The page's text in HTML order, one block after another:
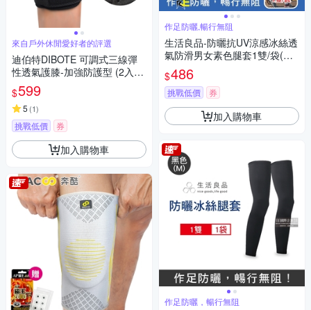
來自戶外休閒愛好者的評選
迪伯特DIBOTE 可調式三線彈
性透氣護膝-加強防護型 (2入) -
快速到貨
$599
5 (1)
挑戰低價 券
加入購物車
作足防曬,暢行無阻
生活良品-防曬抗UV涼感冰絲透
氣防滑男女素色腿套1雙/袋(騎
車外送,登山釣魚,環島路跑,運動
內搭褲)
$486
挑戰低價 券
加入購物車
作足防曬，暢行無阻